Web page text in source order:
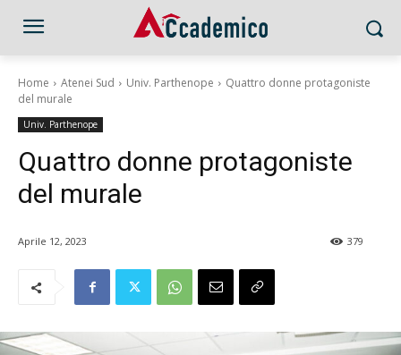
Home Atenei Sud Univ. Parthenope
Quattro donne protagoniste
del murale
Univ. Parthenope
Quattro donne protagoniste
del murale
Aprile 12, 2023 379